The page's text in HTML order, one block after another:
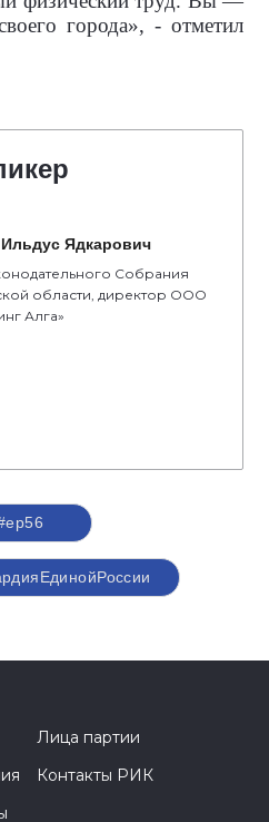
города», - отметил
Ядкарович
Собрания
области, директор ООО
Алга»
Лица партии
Контакты РИК